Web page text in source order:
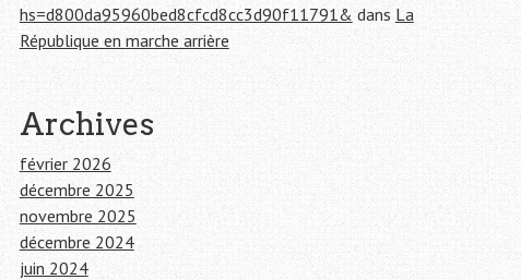
hs=d800da95960bed8cfcd8cc3d90f11791& dans La
République en marche arrière
Archives
février 2026
décembre 2025
novembre 2025
décembre 2024
juin 2024